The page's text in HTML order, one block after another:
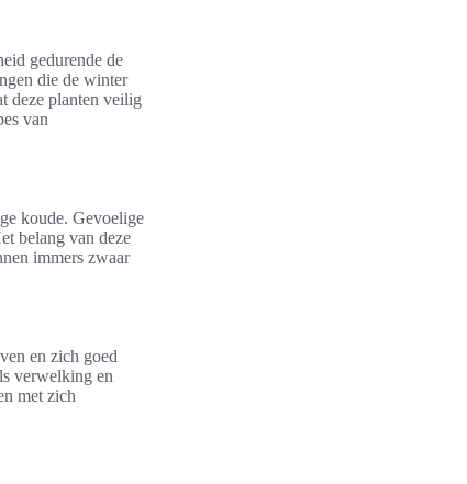
gedurende de
die de winter
deze planten veilig
van
koude. Gevoelige
belang van deze
immers zwaar
en zich goed
verwelking en
met zich